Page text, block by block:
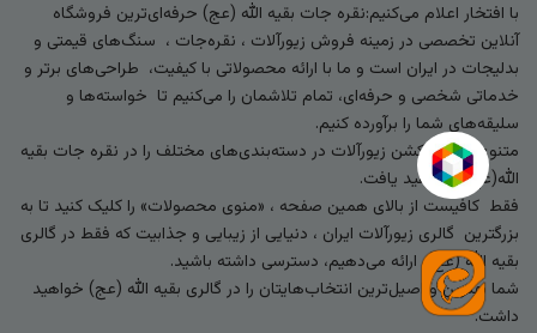
با افتخار اعلام می‌کنیم:نقره جات بقیه الله (عج) حرفه‌ای‌ترین فروشگاه
آنلاین تخصصی در زمینه فروش زیورآلات ، نقره‌جات ، سنگ‌های قیمتی و
بدلیجات در ایران است و ما با ارائه محصولاتی با کیفیت، طراحی‌های برتر و
خدماتی شخصی و حرفه‌ای، تمام تلاشمان را می‌کنیم تا خواسته‌ها و
سلیقه‌های شما را برآورده کنیم.
متنوع‌ترین کالکشن زیورآلات در دسته‌بندی‌های مختلف را در نقره جات بقیه
الله(عج) خواهید یافت.
فقط کافیست از بالای همین صفحه ، «منوی محصولات» را کلیک کنید تا به
بزرگترین گالری زیورآلات ایران ، دنیایی از زیبایی و جذابیت که فقط در گالری
بقیه الله (عج) ارائه می‌دهیم، دسترسی داشته باشید.
شما بهترین و اصیل‌ترین انتخاب‌هایتان را در گالری بقیه الله (عج) خواهید
داشت.